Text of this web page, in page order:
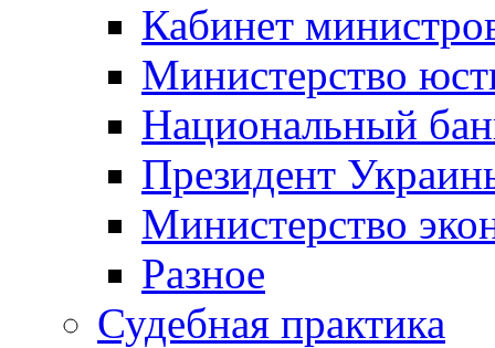
Кабинет
Министерство
Национальный
Президент
Министерство
Разное
Судебная практика